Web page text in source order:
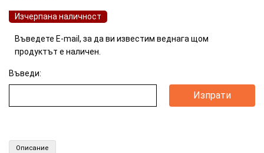
2 stars
1 star
Изчерпана наличност
Въведете E-mail, за да ви известим веднага щом
продуктът е наличен.
Въведи:
Описание